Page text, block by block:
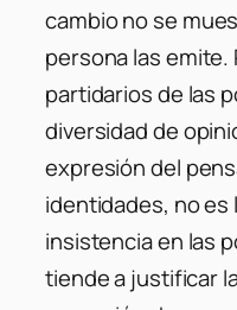
cambio no se
persona las emite.
partidarios de las
diversidad de
expresión del
identidades, no es
insistencia en las
tiende a justificar